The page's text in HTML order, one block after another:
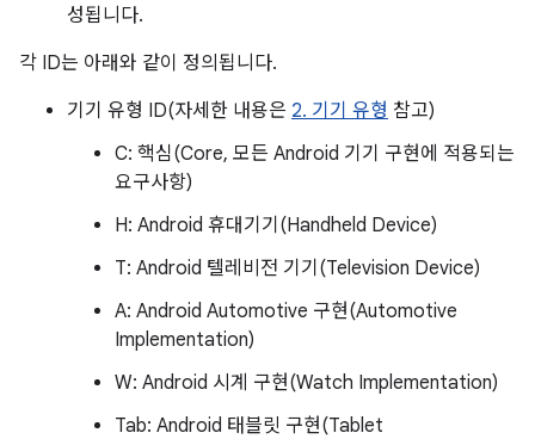
성됩니다.
각 ID는 아래와 같이 정의됩니다.
기기 유형 ID(자세한 내용은 2. 기기 유형 참고)
C: 핵심(Core, 모든 Android 기기 구현에 적용되는
H: Android 휴대기기(Handheld Device)
T: Android 텔레비전 기기(Television Device)
A: Android Automotive 구현(Automotive
Implementation)
W: Android 시계 구현(Watch Implementation)
Tab: Android 태블릿 구현(Tablet